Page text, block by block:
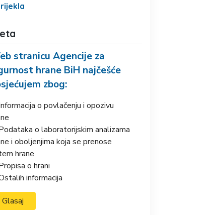
stranicu Agencije za
hrane BiH najčešće
zbog:
o povlačenju i opozivu
o laboratorijskim analizama
i oboljenjima koja se prenose
hrane
o hrani
informacija